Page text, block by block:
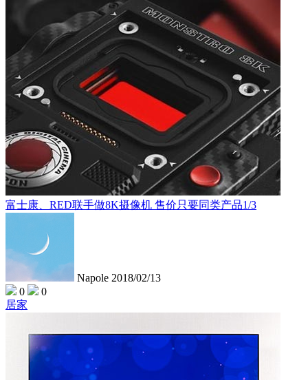
富士康、RED联手做8K摄像机 售价只要同类产品1/3
Napole 2018/02/13
0
0
居家